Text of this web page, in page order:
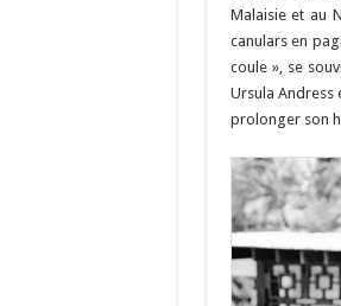
Malaisie et au
canulars en
coule », se
Ursula Andress
prolonger son